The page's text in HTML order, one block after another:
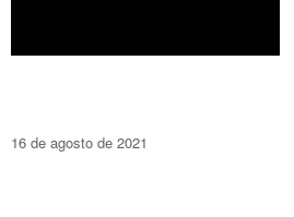
16 de agosto de 2021